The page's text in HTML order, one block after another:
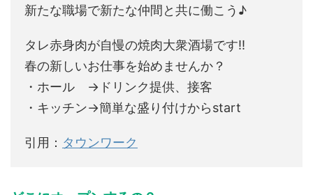
新たな職場で新たな仲間と共に働こう♪
タレ赤身肉が自慢の焼肉大衆酒場です!!
春の新しいお仕事を始めませんか？
・ホール →ドリンク提供、接客
・キッチン→簡単な盛り付けからstart
引用： タウンワーク